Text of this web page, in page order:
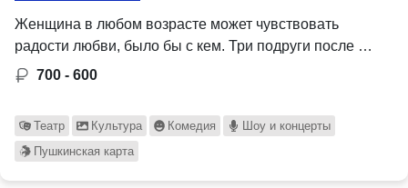
Женщина в любом возрасте может чувствовать
радости любви, было бы с кем. Три подруги после …
700 - 600
Театр Культура Комедия
Шоу и концерты
Пушкинская карта